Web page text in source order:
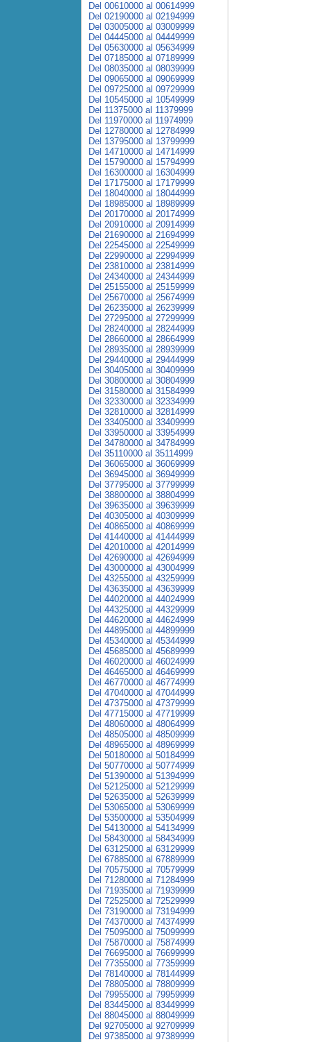
Del 00610000 al 00614999
Del 02190000 al 02194999
Del 03005000 al 03009999
Del 04445000 al 04449999
Del 05630000 al 05634999
Del 07185000 al 07189999
Del 08035000 al 08039999
Del 09065000 al 09069999
Del 09725000 al 09729999
Del 10545000 al 10549999
Del 11375000 al 11379999
Del 11970000 al 11974999
Del 12780000 al 12784999
Del 13795000 al 13799999
Del 14710000 al 14714999
Del 15790000 al 15794999
Del 16300000 al 16304999
Del 17175000 al 17179999
Del 18040000 al 18044999
Del 18985000 al 18989999
Del 20170000 al 20174999
Del 20910000 al 20914999
Del 21690000 al 21694999
Del 22545000 al 22549999
Del 22990000 al 22994999
Del 23810000 al 23814999
Del 24340000 al 24344999
Del 25155000 al 25159999
Del 25670000 al 25674999
Del 26235000 al 26239999
Del 27295000 al 27299999
Del 28240000 al 28244999
Del 28660000 al 28664999
Del 28935000 al 28939999
Del 29440000 al 29444999
Del 30405000 al 30409999
Del 30800000 al 30804999
Del 31580000 al 31584999
Del 32330000 al 32334999
Del 32810000 al 32814999
Del 33405000 al 33409999
Del 33950000 al 33954999
Del 34780000 al 34784999
Del 35110000 al 35114999
Del 36065000 al 36069999
Del 36945000 al 36949999
Del 37795000 al 37799999
Del 38800000 al 38804999
Del 39635000 al 39639999
Del 40305000 al 40309999
Del 40865000 al 40869999
Del 41440000 al 41444999
Del 42010000 al 42014999
Del 42690000 al 42694999
Del 43000000 al 43004999
Del 43255000 al 43259999
Del 43635000 al 43639999
Del 44020000 al 44024999
Del 44325000 al 44329999
Del 44620000 al 44624999
Del 44895000 al 44899999
Del 45340000 al 45344999
Del 45685000 al 45689999
Del 46020000 al 46024999
Del 46465000 al 46469999
Del 46770000 al 46774999
Del 47040000 al 47044999
Del 47375000 al 47379999
Del 47715000 al 47719999
Del 48060000 al 48064999
Del 48505000 al 48509999
Del 48965000 al 48969999
Del 50180000 al 50184999
Del 50770000 al 50774999
Del 51390000 al 51394999
Del 52125000 al 52129999
Del 52635000 al 52639999
Del 53065000 al 53069999
Del 53500000 al 53504999
Del 54130000 al 54134999
Del 58430000 al 58434999
Del 63125000 al 63129999
Del 67885000 al 67889999
Del 70575000 al 70579999
Del 71280000 al 71284999
Del 71935000 al 71939999
Del 72525000 al 72529999
Del 73190000 al 73194999
Del 74370000 al 74374999
Del 75095000 al 75099999
Del 75870000 al 75874999
Del 76695000 al 76699999
Del 77355000 al 77359999
Del 78140000 al 78144999
Del 78805000 al 78809999
Del 79955000 al 79959999
Del 83445000 al 83449999
Del 88045000 al 88049999
Del 92705000 al 92709999
Del 97385000 al 97389999